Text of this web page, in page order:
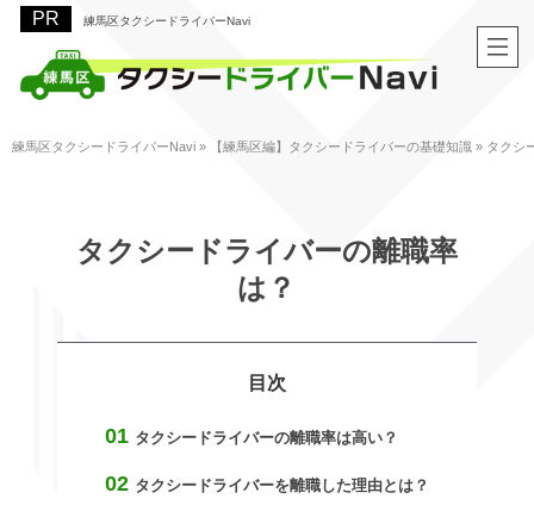
練馬区タクシードライバーNavi
練馬区タクシードライバーNavi » 【練馬区編】タクシードライバーの基礎知識 » タクシ
タクシードライバーの離職率
は？
タクシードライバーの離職率は高い？
タクシードライバーを離職した理由とは？